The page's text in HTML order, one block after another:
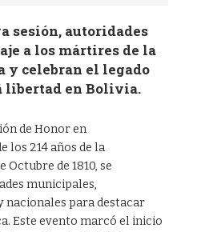
sesión, autoridades
a los mártires de la
y celebran el legado
libertad en Bolivia.
de Honor en
los 214 años de la
Octubre de 1810, se
municipales,
nacionales para destacar
Este evento marcó el inicio